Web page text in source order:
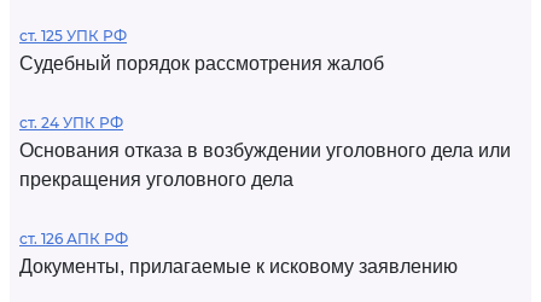
ст. 125 УПК РФ
Судебный порядок рассмотрения жалоб
ст. 24 УПК РФ
Основания отказа в возбуждении уголовного дела или
прекращения уголовного дела
ст. 126 АПК РФ
Документы, прилагаемые к исковому заявлению